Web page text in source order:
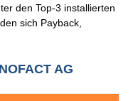
den Top-3 installierten
sich Payback,
AG